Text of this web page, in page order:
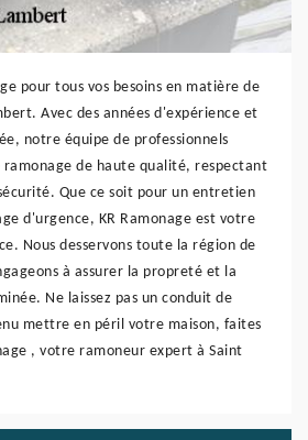
pour tous vos besoins en matière de
Avec des années d'expérience et
notre équipe de professionnels
de haute qualité, respectant
Que ce soit pour un entretien
d'urgence, KR Ramonage est votre
Nous desservons toute la région de
à assurer la propreté et la
Ne laissez pas un conduit de
mettre en péril votre maison, faites
, votre ramoneur expert à Saint